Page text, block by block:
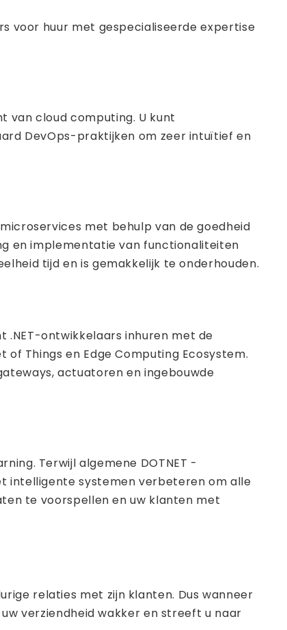
voor huur met gespecialiseerde expertise
van cloud computing. U kunt
DevOps-praktijken om zeer intuïtief en
met behulp van de goedheid
en implementatie van functionaliteiten
tijd en is gemakkelijk te onderhouden.
.NET-ontwikkelaars inhuren met de
Things en Edge Computing Ecosystem.
actuatoren en ingebouwde
Terwijl algemene DOTNET -
intelligente systemen verbeteren om alle
te voorspellen en uw klanten met
relaties met zijn klanten. Dus wanneer
verziendheid wakker en streeft u naar